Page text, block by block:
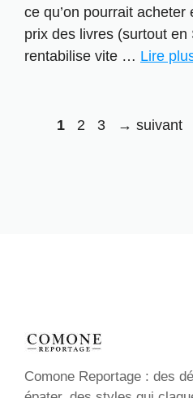
ce qu’on pourrait
prix des livres (surtout en
rentabilise vite … Lire
Page
1 Page
2 Page
3 → suivant
Comone Reportage : des